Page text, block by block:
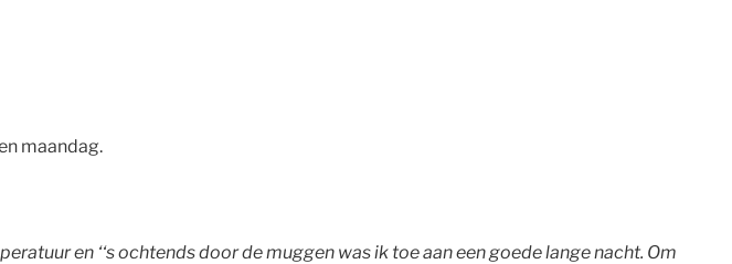
maandag.
en ‘‘s ochtends door de muggen was ik toe aan een goede lange nacht. Om